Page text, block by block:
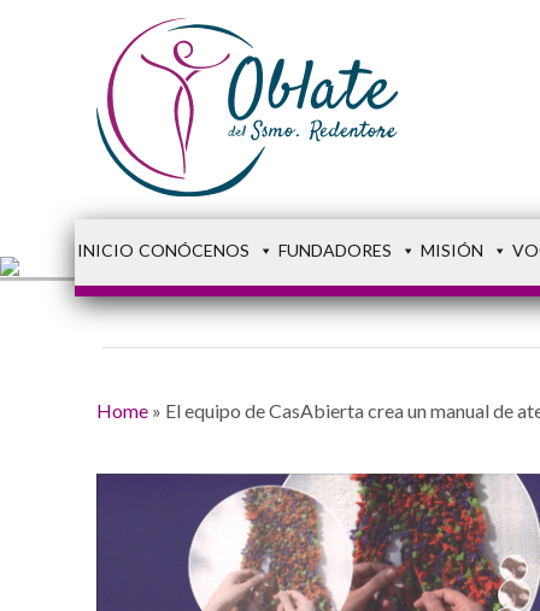
INICIO CONÓCENOS FUNDADORES MISIÓN
Home» El equipo de CasAbierta crea un manual de